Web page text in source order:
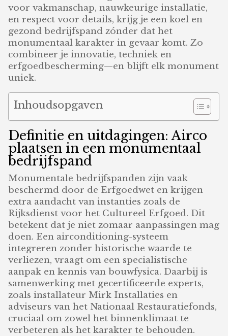
voor vakmanschap, nauwkeurige installatie,
en respect voor details, krijg je een koel en
gezond bedrijfspand zónder dat het
monumentaal karakter in gevaar komt. Zo
combineer je innovatie, techniek en
erfgoedbescherming—en blijft elk monument
uniek.
Inhoudsopgaven
Definitie en uitdagingen: Airco
plaatsen in een monumentaal
bedrijfspand
Monumentale bedrijfspanden zijn vaak
beschermd door de Erfgoedwet en krijgen
extra aandacht van instanties zoals de
Rijksdienst voor het Cultureel Erfgoed. Dit
betekent dat je niet zomaar aanpassingen mag
doen. Een airconditioning-systeem
integreren zonder historische waarde te
verliezen, vraagt om een specialistische
aanpak en kennis van bouwfysica. Daarbij is
samenwerking met gecertificeerde experts,
zoals installateur Mirk Installaties en
adviseurs van het Nationaal Restauratiefonds,
cruciaal om zowel het binnenklimaat te
verbeteren als het karakter te behouden.